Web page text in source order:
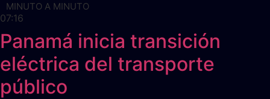
MINUTO A MINUTO
07:16
Panamá inicia transición
eléctrica del transporte
público